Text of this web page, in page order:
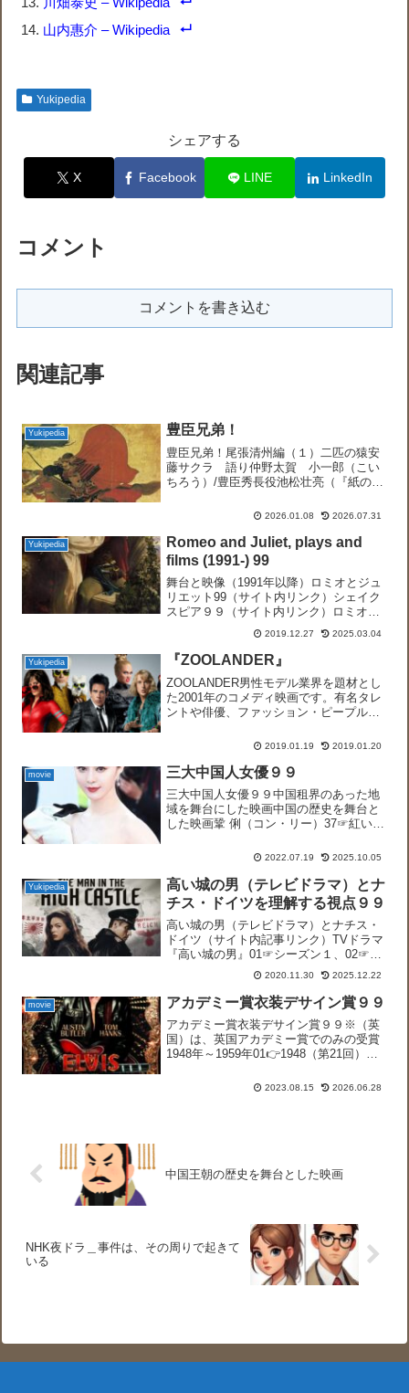
山内惠介 – Wikipedia
Yukipedia
シェアする
X Facebook LINE LinkedIn
コメント
コメントを書き込む
関連記事
Yukipedia 豊臣兄弟！
豊臣兄弟！尾張清州編（１）二匹の猿安
藤サクラ 語り仲野太賀 小一郎（こい
ちろう）/豊臣秀長役池松壮亮（『紙の
期を演じたのは、朝ドラ『あんぱん』で
坂井真紀 小一郎の母な...
2026.01.08 2026.07.31
Yukipedia
Romeo and Juliet, plays and
films (1991-) 99
舞台と映像（1991年以降）ロミオとジュ
リエット99（サイト内リンク）シェイク
スピア９９（サイト内リンク）ロミオと
ジュリエット９９（サイト内リンク）
1990年までの映像化されたロミオとジュ
リエット９９（リンク）List of films b...
2019.12.27 2025.03.04
Yukipedia 『ZOOLANDER』
ZOOLANDER男性モデル業界を題材とし
た2001年のコメディ映画です。有名タレ
ントや俳優、ファッション・ピープルが
ー・ゴーズ・トゥ・ハリウッドの『リラ
したようです。...
2019.01.19 2019.01.20
movie 三大中国人女優９９
三大中国人女優９９中国租界のあった地
域を舞台にした映画中国の歴史を舞台と
した映画鞏 俐（コン・リー）37☞紅いコ
ン・イーモウの初監督作品で、主演であ
回ベルリン国際...
2022.07.19 2025.10.05
Yukipedia
高い城の男（テレビドラマ）とナ
チス・ドイツを理解する視点９９
高い城の男（テレビドラマ）とナチス・
ドイツ（サイト内記事リンク）TVドラマ
『高い城の男』01☞シーズン１、02☞シ
ーズン２、03☞シーズン３、04☞シーズ
ン４05☞『高い城の男』 フィリップ・
Ｋ・ディックシーズン１シーズン１第1
話 The ...
2020.11.30 2025.12.22
movie アカデミー賞衣装デサイン賞９９
アカデミー賞衣装デサイン賞９９※（英
国）は、英国アカデミー賞でのみの受賞
1948年～1959年01👉1948（第21回）モ
ャンヌ・ダーク75👉1949年（第22回）モ
2023.08.15 2026.06.28
中国王朝の歴史を舞台とした映画
NHK夜ドラ＿事件は、その周りで起きて
いる